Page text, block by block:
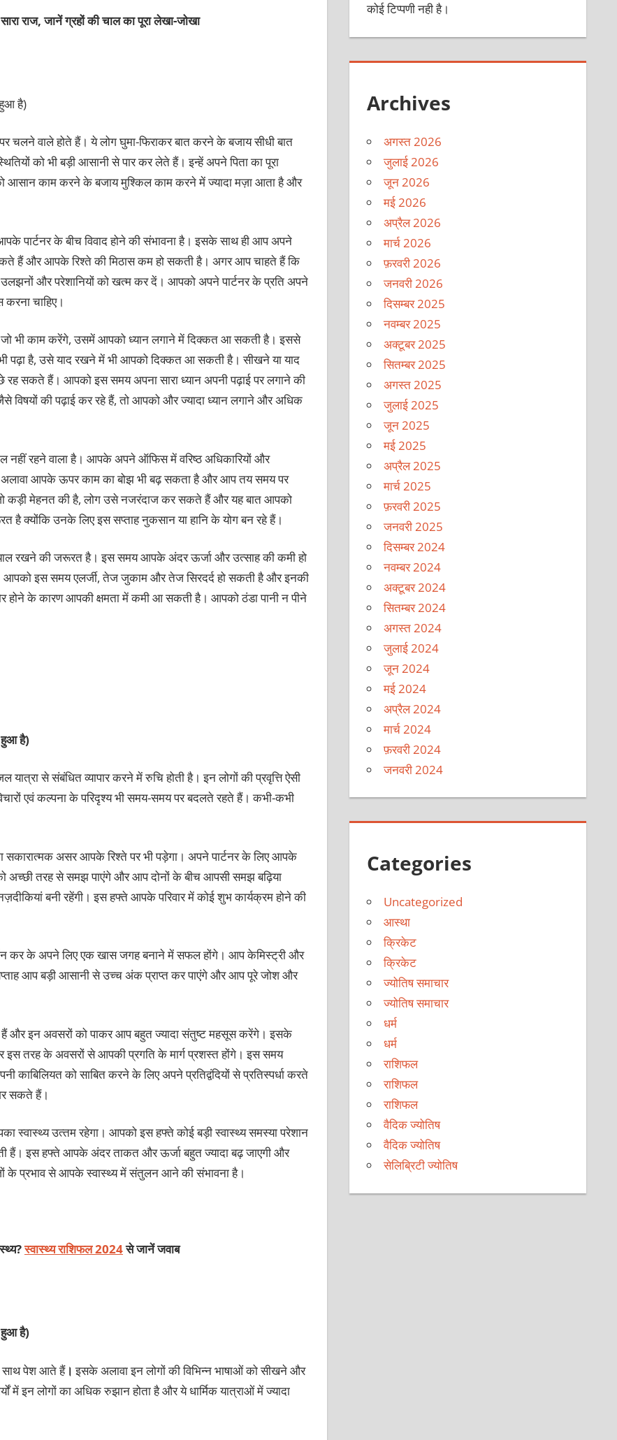
राज, जानें ग्रहों की चाल का पूरालेखा-जोखा
है)
वाले होते हैं। ये लोग घुमा-फिराकर बात करने के बजाय सीधी बात
को भी बड़ी आसानी से पार कर लेते हैं। इन्‍हें अपने पिता का पूरा
आसान काम करने के बजाय मुश्किल काम करने में ज्‍यादा मज़ा आता है और
के बीच विवाद होने की संभावना है। इसके साथ ही आप अपने
हैं और आपके रिश्‍ते की मिठास कम हो सकती है। अगर आप चाहते हैं कि
और परेशानियों को खत्‍म कर दें। आपको अपने पार्टनर के प्रति अपने
चाहिए।
भी काम करेंगे, उसमें आपको ध्‍यान लगाने में दिक्‍कत आ सकती है। इससे
है, उसे याद रखने में भी आपको दिक्‍कत आ सकती है। सीखने या याद
सकते हैं। आपको इस समय अपना सारा ध्‍यान अपनी पढ़ाई पर लगाने की
विषयों की पढ़ाई कर रहे हैं, तो आपको और ज्‍यादा ध्‍यान लगाने और अधिक
नहीं रहने वाला है। आपके अपने ऑफिस में वरिष्ठ अधिकारियों और
आपके ऊपर काम का बोझ भी बढ़ सकता है और आप तय समय पर
मेहनत की है, लोग उसे नजरंदाज कर सकते हैं और यह बात आपको
है क्‍योंकि उनके लिए इस सप्‍ताह नुकसान या हानि के योग बन रहे हैं।
रखने की जरूरत है। इस समय आपके अंदर ऊर्जा और उत्‍साह की कमी हो
इस समय एलर्जी, तेज जुकाम और तेज सिरदर्द हो सकती है और इनकी
के कारण आपकी क्षमता में कमी आ सकती है। आपको ठंडा पानी न पीने
हुआ है)
से संबंधित व्‍यापार करने में रुचि होती है। इन लोगों की प्रवृत्ति ऐसी
एवं कल्‍पना के परिदृश्‍य भी समय-समय पर बदलते रहते हैं। कभी-कभी
असर आपके रिश्‍ते पर भी पड़ेगा। अपने पार्टनर के लिए आपके
अच्‍छी तरह से समझ पाएंगे और आप दोनों के बीच आपसी समझ बढ़िया
बनी रहेंगी। इस हफ्ते आपके परिवार में कोई शुभ कार्यक्रम होने की
कर के अपने लिए एक खास जगह बनाने में सफल होंगे। आप केमिस्‍ट्री और
आप बड़ी आसानी से उच्‍च अंक प्राप्‍त कर पाएंगे और आप पूरे जोश और
इन अवसरों को पाकर आप बहुत ज्‍यादा संतुष्‍ट महसूस करेंगे। इसके
इस तरह के अवसरों से आपकी प्रगति के मार्ग प्रशस्‍त होंगे। इस समय
को साबित करने के लिए अपने प्रतिद्वंदियों से प्रतिस्‍पर्धा करते
सकते हैं।
उत्‍तम रहेगा। आपको इस हफ्ते कोई बड़ी स्‍वास्‍थ्‍य समस्‍या परेशान
हैं। इस हफ्ते आपके अंदर ताकत और ऊर्जा बहुत ज्‍यादा बढ़ जाएगी और
के प्रभाव से आपके स्‍वास्‍थ्‍य में संतुलन आने की संभावना है।
स्वास्थ्य राशिफल 2024से जानें जवाब
हुआ है)
साथ पेश आते हैं। इसके अलावा इन लोगों की विभिन्‍न भाषाओं को सीखने और
इन लोगों का अधिक रुझान होता है और ये धार्मिक यात्राओं में ज्‍यादा
कोई टिप्पणी नही है।
Archives
अगस्त 2026
जुलाई 2026
जून 2026
मई 2026
अप्रैल 2026
मार्च 2026
फ़रवरी 2026
जनवरी 2026
दिसम्बर 2025
नवम्बर 2025
अक्टूबर 2025
सितम्बर 2025
अगस्त 2025
जुलाई 2025
जून 2025
मई 2025
अप्रैल 2025
मार्च 2025
फ़रवरी 2025
जनवरी 2025
दिसम्बर 2024
नवम्बर 2024
अक्टूबर 2024
सितम्बर 2024
अगस्त 2024
जुलाई 2024
जून 2024
मई 2024
अप्रैल 2024
मार्च 2024
फ़रवरी 2024
जनवरी 2024
Categories
Uncategorized
आस्था
क्रिकेट
क्रिकेट
ज्योतिष समाचार
ज्योतिष समाचार
धर्म
धर्म
राशिफल
राशिफल
राशिफल
वैदिक ज्योतिष
वैदिक ज्योतिष
सेलिब्रिटी ज्योतिष